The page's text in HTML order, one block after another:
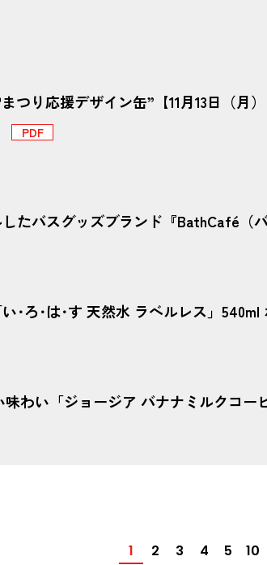
つり応援デザイン缶”【11月13日（
たバスグッズブランド『BathCafé（
･ろ･は･す 天然水 ラベルレス」
わい「ジョージア バナナミルクコ
1 2 3 4 5 10